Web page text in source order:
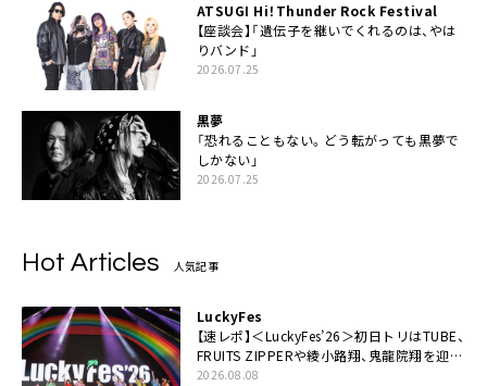
ATSUGI Hi！Thunder Rock Festival
【座談会】「遺伝子を継いでくれるのは、やは
りバンド」
2026.07.25
黒夢
「恐れることもない。どう転がっても黒夢で
しかない」
2026.07.25
Hot Articles 人気記事
LuckyFes
【速レポ】＜LuckyFes’26＞初日トリはTUBE、
FRUITS ZIPPERや綾小路翔、鬼龍院翔を迎え
た豪華コラボも「知ってたらぜひ一緒に歌っ
2026.08.08